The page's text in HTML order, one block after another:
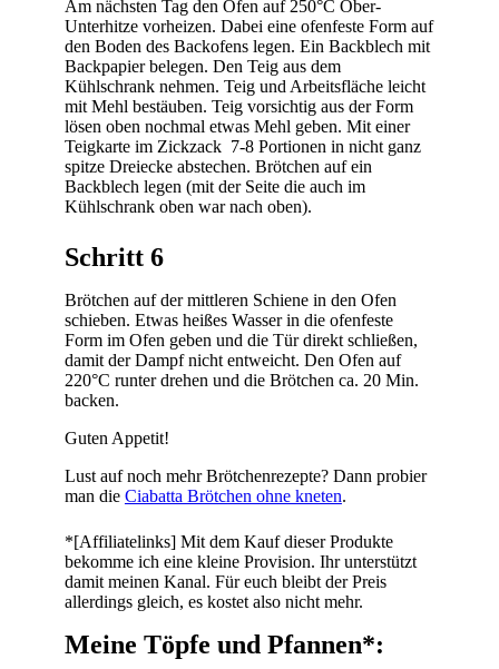
Am nächsten Tag den Ofen auf 250°C Ober-
Unterhitze vorheizen. Dabei eine ofenfeste Form auf
den Boden des Backofens legen. Ein Backblech mit
Backpapier belegen. Den Teig aus dem
Kühlschrank nehmen. Teig und Arbeitsfläche leicht
mit Mehl bestäuben. Teig vorsichtig aus der Form
lösen oben nochmal etwas Mehl geben. Mit einer
Teigkarte im Zickzack 7-8 Portionen in nicht ganz
spitze Dreiecke abstechen. Brötchen auf ein
Backblech legen (mit der Seite die auch im
Kühlschrank oben war nach oben).
Schritt 6
Brötchen auf der mittleren Schiene in den Ofen
schieben. Etwas heißes Wasser in die ofenfeste
Form im Ofen geben und die Tür direkt schließen,
damit der Dampf nicht entweicht. Den Ofen auf
220°C runter drehen und die Brötchen ca. 20 Min.
backen.
Guten Appetit!
Lust auf noch mehr Brötchenrezepte? Dann probier
man die Ciabatta Brötchen ohne kneten.
*[Affiliatelinks] Mit dem Kauf dieser Produkte
bekomme ich eine kleine Provision. Ihr unterstützt
damit meinen Kanal. Für euch bleibt der Preis
allerdings gleich, es kostet also nicht mehr.
Meine Töpfe und Pfannen*: